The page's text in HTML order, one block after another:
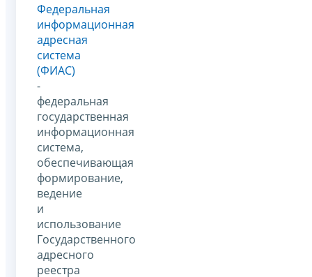
Федеральная
информационная
адресная
система
(ФИАС)
-
федеральная
государственная
информационная
система,
обеспечивающая
формирование,
ведение
и
использование
Государственного
адресного
реестра